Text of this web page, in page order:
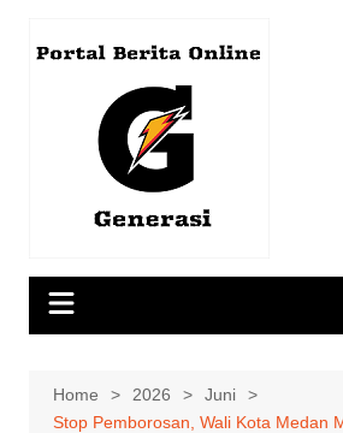
Home 2026
Juni
Stop Pemborosan, Wali Kota Medan